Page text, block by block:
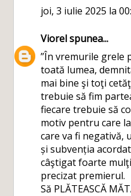
joi, 3 iulie 2025 la
Viorelspunea...
”În vremurile grele
toată lumea,
mai bine şi toţi
trebuie să fim
fiecare trebuie să
motiv pentru care
care va fi negativă,
și subvenția
câştigat foarte
precizat premierul.
Să PLĂTEASCĂ